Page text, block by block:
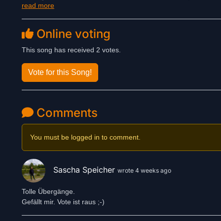
Gefühl, das man beim Zuhören sofort „mitnimmt“.
„Alles auf Anfang …“. Mit dieser neuen Veröffentlichung schlägt
Maex das nächste Kapitel auf und setzt zugleich ein klares
die aus echten Gedanken und Erfahrungen entsteht.
read more
Online voting
This song has received 2 votes.
Vote for this Song!
Comments
You must be logged in to comment.
Sascha Speicher wrote 4 weeks ago
Tolle Übergänge.
Gefällt mir. Vote ist raus ;-)